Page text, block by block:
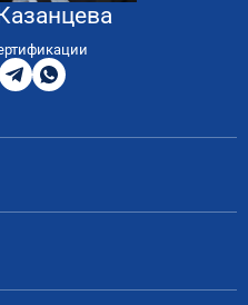
Telegram
WhatsApp